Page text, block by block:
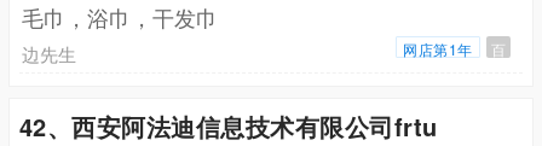
毛巾，浴巾，干发巾
边先生 网店第1年 百
42、西安阿法迪信息技术有限公司frtu